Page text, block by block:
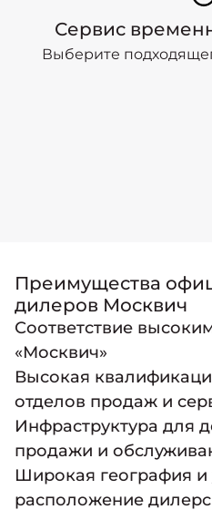
Связаться с дилером
РОЛЬФ Химки
АО «Рольф»
Адрес:
Химки, Ленинградское ш.,
Метро:
Ховрино Планерная
Телефон
8 (495) 141-05-16
Сервис
Выберите
Преимущества
дилеров Москвич
Соответствие
«Москвич»
Высокая
отделов продаж и
Инфраструктура для
продажи и
Широкая география и
расположение